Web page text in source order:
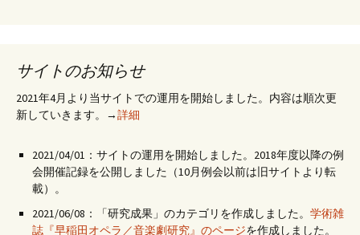
サイトのお知らせ
2021年4月より当サイトでの運用を開始しました。内容は順次更
新していきます。→詳細
2021/04/01：サイトの運用を開始しました。2018年度以降の例
会開催記録を公開しました（10月例会以前は旧サイトより転
載）。
2021/06/08：「研究成果」のカテゴリを作成しました。 学術雑
誌『早稲田オペラ／音楽劇研究』のページを作成しました。